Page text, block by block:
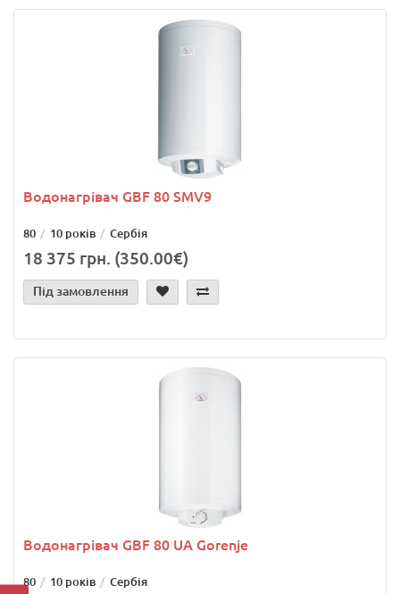
Водонагрівач GBF 80 SMV9
80 10 років Сербія
18 375 грн. (350.00€)
Під замовлення
Водонагрівач GBF 80 UA Gorenje
80 10 років Сербія